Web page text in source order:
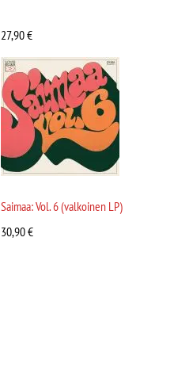
27,90€
Saimaa: Vol. 6 (valkoinen LP)
30,90€